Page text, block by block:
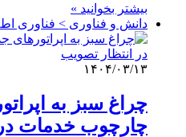
بیشتر بخوانید »
دانش و فناوری > فناوری
۱۴۰۴/۰۳/۱۳
چراغ سبز به
چارچوب خدمات